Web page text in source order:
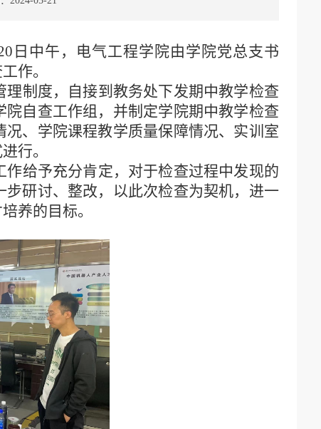
日中午，电气工程学院由学院党总支书
作。
制度，自接到教务处下发期中教学检查
自查工作组，并制定学院期中教学检查
、学院课程教学质量保障情况、实训室
行。
给予充分肯定，对于检查过程中发现的
研讨、整改，以此次检查为契机，进一
养的目标。